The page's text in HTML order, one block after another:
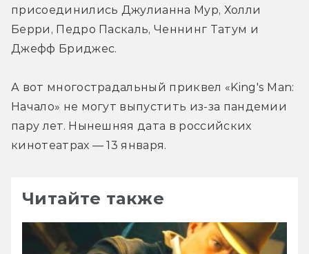
присоединились Джулианна Мур, Холли
Берри, Педро Паскаль, Ченнинг Татум и
Джефф Бриджес.
А вот многострадальный приквел «King's Man:
Начало» не могут выпустить из-за пандемии
пару лет. Нынешняя дата в российских
кинотеатрах — 13 января.
Читайте также